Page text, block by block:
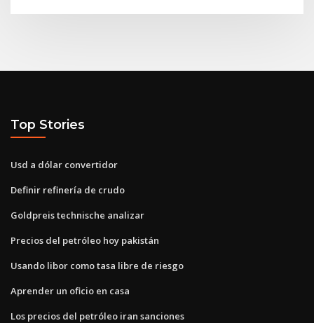
Top Stories
Usd a dólar convertidor
Definir refinería de crudo
Goldpreis technische analizar
Precios del petróleo hoy pakistán
Usando libor como tasa libre de riesgo
Aprender un oficio en casa
Los precios del petróleo iran sanciones